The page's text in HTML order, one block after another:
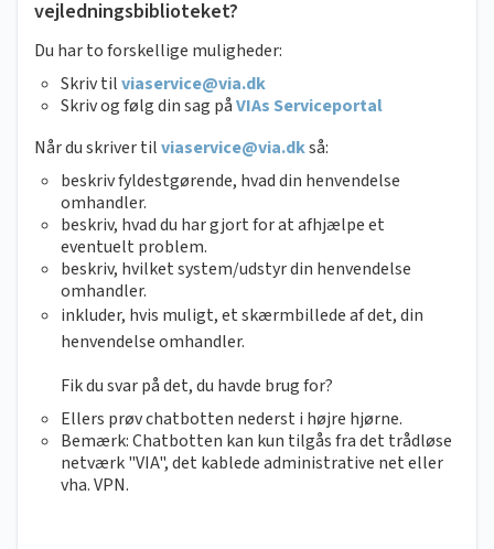
vejledningsbiblioteket?
Du har to forskellige muligheder:
Skriv tilviaservice@via.dk
Skriv og følg din sag påVIAs Serviceportal
Når du skriver tilviaservice@via.dkså:
beskriv fyldestgørende, hvad din henvendelse
omhandler.
beskriv, hvad du har gjort for at afhjælpe et
eventuelt problem.
beskriv, hvilket system/udstyr din henvendelse
omhandler.
inkluder, hvis muligt, et skærmbillede af det, din
henvendelse omhandler.
Fik du svar på det, du havde brug for?
Ellers prøv chatbotten nederst i højre hjørne.
Bemærk: Chatbotten kan kun tilgås fra det trådløse
netværk "VIA", det kablede administrative net eller
vha. VPN.